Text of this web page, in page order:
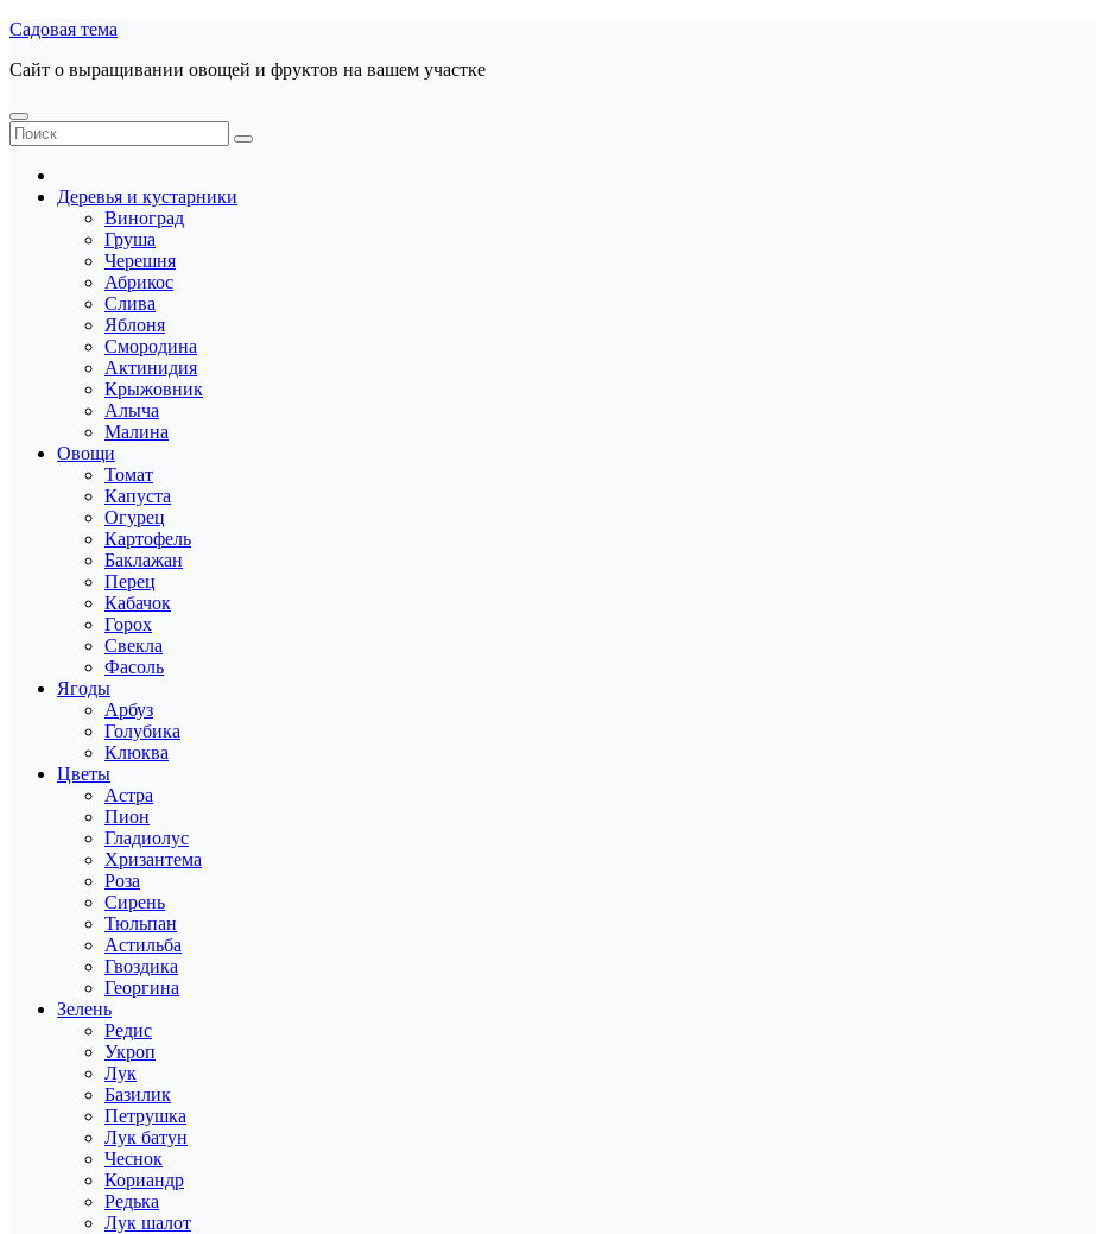
Перейти
содержанию
Садовая тема
Сайт о выращивании овощей и фруктов на вашем участке
Деревья и кустарники
Виноград
Груша
Черешня
Абрикос
Слива
Яблоня
Смородина
Актинидия
Крыжовник
Алыча
Малина
Овощи
Томат
Капуста
Огурец
Картофель
Баклажан
Перец
Кабачок
Горох
Свекла
Фасоль
Ягоды
Арбуз
Голубика
Клюква
Цветы
Астра
Пион
Гладиолус
Хризантема
Роза
Сирень
Тюльпан
Астильба
Гвоздика
Георгина
Зелень
Редис
Укроп
Лук
Базилик
Петрушка
Лук батун
Чеснок
Кориандр
Редька
Лук шалот